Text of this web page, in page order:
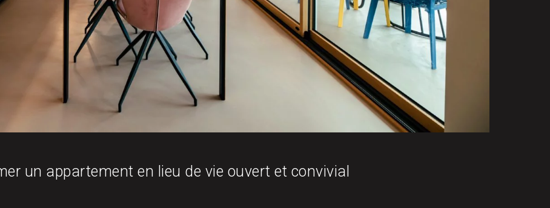
un appartement en lieu de vie ouvert et convivial